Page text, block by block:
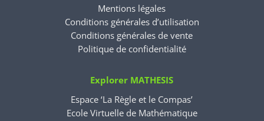
Mentions légales
Conditions générales d’utilisation
Conditions générales de vente
Politique de confidentialité
Explorer MATHESIS
Espace ‘La Règle et le Compas’
Ecole Virtuelle de Mathématique